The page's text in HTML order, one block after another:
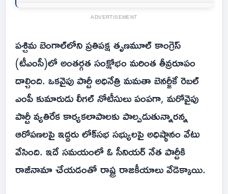
ADVERTISEMENT
పశ్చిమ బెంగాల్‌లోని ప్రతిపక్ష తృణమూల్ కాంగ్రెస్
(టీఎంసీ)లో అంతర్గత సంక్షోభం మరింత తీవ్రరూపం
దాల్చింది. ఒకవైపు పార్టీ అధినేత్రి మమతా బెనర్జీకే రెబల్
ఎంపీ కుమారుడు లీగల్ నోటీసులు పంపగా, మరోవైపు
పార్టీ వ్యతిరేక కార్యకలాపాలకు పాల్పడుతున్నారన్న
ఆరోపణలపై ఇద్దరు లోక్‌సభ సభ్యులపై అధిష్ఠానం వేటు
వేసింది. ఇదే సమయంలో ఓ సీనియర్ నేత పార్టీకి
రాజీనామా చేయడంతో రాష్ట్ర రాజకీయాలు వేడెక్కాయి.